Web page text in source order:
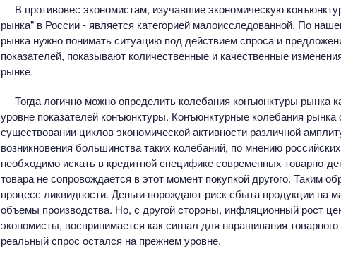
В противовес экономистам, изучавшие экономическую
рынка" в России - является категорией малоисследованной. По
рынка нужно понимать ситуацию под действием спроса и
показателей, показывают количественные и качественные
рынке.
Тогда логично можно определить колебания конъюнктуры рынка
уровне показателей конъюнктуры. Конъюнктурные колебания
существовании циклов экономической активности различной
возникновения большинства таких колебаний, по мнению
необходимо искать в кредитной специфике современных товарно-
товара не сопровождается в этот момент покупкой другого. Таким
процесс ликвидности. Деньги порождают риск сбыта продукции на
объемы производства. Но, с другой стороны, инфляционный рост
экономисты, воспринимается как сигнал для наращивания
реальный спрос остался на прежнем уровне.